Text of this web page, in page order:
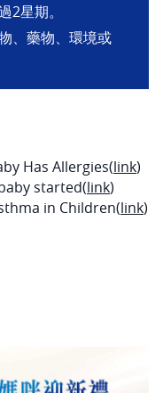
2星期。
、藥物、環境或
Has Allergies(link)
started(link)
in Children(link)